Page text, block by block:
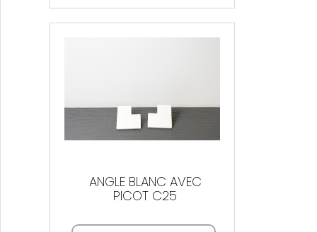
ANGLE BLANC AVEC
PICOT C25